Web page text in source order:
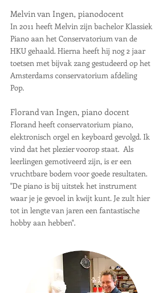
​Melvin van Ingen, pianodocent
In 2011 heeft Melvin zijn bachelor Klassiek
Piano aan het Conservatorium van de
HKU gehaald. Hierna heeft hij nog 2 jaar
toetsen met bijvak zang gestudeerd op het
Amsterdams conservatorium afdeling
Pop.
Florand van Ingen, piano docent
Florand heeft conservatorium piano,
elektronisch orgel en keyboard gevolgd. Ik
vind dat het plezier voorop staat. Als
leerlingen gemotiveerd zijn, is er een
vruchtbare bodem voor goede resultaten.
"De piano is bij uitstek het instrument
waar je je gevoel in kwijt kunt. Je zult hier
tot in lengte van jaren een fantastische
hobby aan hebben".